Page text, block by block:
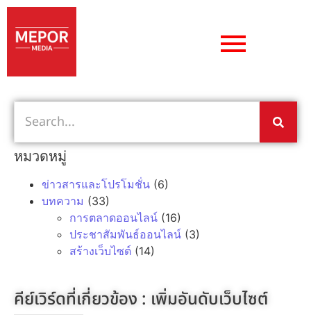
หมวดหมู่
ข่าวสารและโปรโมชั่น (6)
บทความ (33)
การตลาดออนไลน์ (16)
ประชาสัมพันธ์ออนไลน์ (3)
สร้างเว็บไซต์ (14)
คีย์เวิร์ดที่เกี่ยวข้อง : เพิ่มอันดับเว็บไซต์